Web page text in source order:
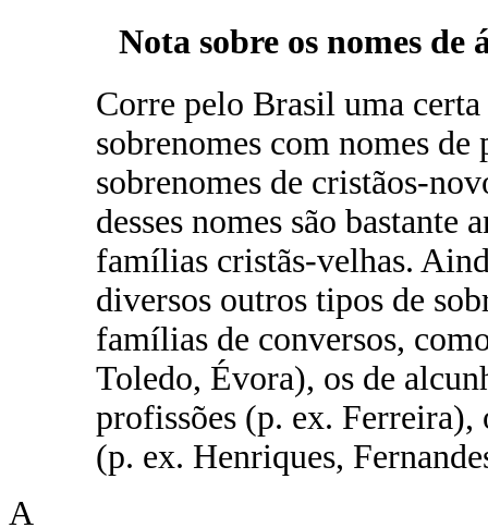
Nota sobre os nomes
Corre pelo Brasil uma certa
sobrenomes com nomes de
sobrenomes de cristãos-
desses nomes são bastante
famílias cristãs-velhas.
diversos outros tipos de
famílias de conversos,
Toledo, Évora), os de
profissões (p. ex. Ferreira),
(p. ex. Henriques,
A